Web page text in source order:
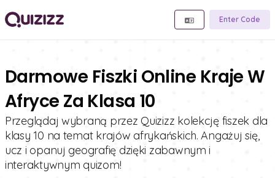
Enter Code
Darmowe Fiszki Online Kraje W
Afryce Za Klasa 10
Przeglądaj wybraną przez Quizizz kolekcję fiszek dla
klasy 10 na temat krajów afrykańskich. Angażuj się,
ucz i opanuj geografię dzięki zabawnym i
interaktywnym quizom!